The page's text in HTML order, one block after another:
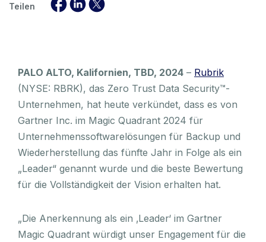
Teilen
PALO ALTO, Kalifornien, TBD, 2024 – Rubrik
(NYSE: RBRK), das Zero Trust Data Security™-
Unternehmen, hat heute verkündet, dass es von
Gartner Inc. im Magic Quadrant 2024 für
Unternehmenssoftwarelösungen für Backup und
Wiederherstellung das fünfte Jahr in Folge als ein
„Leader“ genannt wurde und die beste Bewertung
für die Vollständigkeit der Vision erhalten hat.
„Die Anerkennung als ein ‚Leader‘ im Gartner
Magic Quadrant würdigt unser Engagement für die